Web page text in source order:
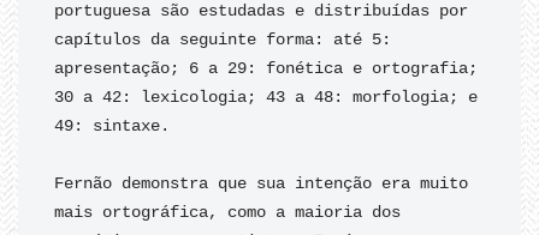
portuguesa são estudadas e distribuídas por
capítulos da seguinte forma: até 5:
apresentação; 6 a 29: fonética e ortografia;
30 a 42: lexicologia; 43 a 48: morfologia; e
49: sintaxe.
Fernão demonstra que sua intenção era muito
mais ortográfica, como a maioria dos